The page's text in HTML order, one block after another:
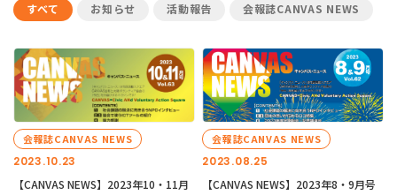
すべて お知らせ 活動報告 会報誌CANVAS NEWS
2023.10.23
会報誌CANVAS NEWS
【CANVAS NEWS】2023年10・11月
2023.08.25
会報誌CANVAS NEWS
【CANVAS NEWS】2023年8・9月号